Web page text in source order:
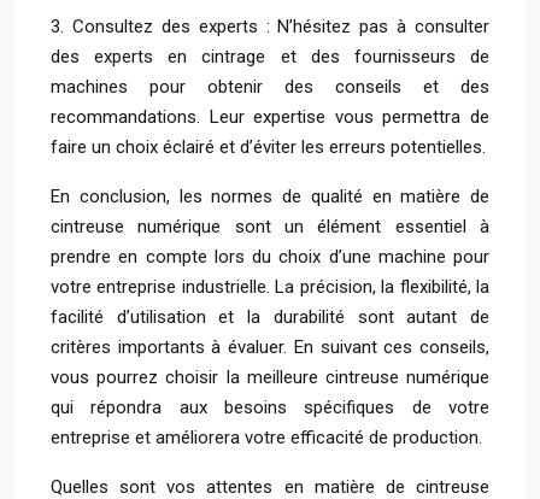
3. Consultez des experts : N’hésitez pas à consulter
des experts en cintrage et des fournisseurs de
machines pour obtenir des conseils et des
recommandations. Leur expertise vous permettra de
faire un choix éclairé et d’éviter les erreurs potentielles.
En conclusion, les normes de qualité en matière de
cintreuse numérique sont un élément essentiel à
prendre en compte lors du choix d’une machine pour
votre entreprise industrielle. La précision, la flexibilité, la
facilité d’utilisation et la durabilité sont autant de
critères importants à évaluer. En suivant ces conseils,
vous pourrez choisir la meilleure cintreuse numérique
qui répondra aux besoins spécifiques de votre
entreprise et améliorera votre efficacité de production.
Quelles sont vos attentes en matière de cintreuse